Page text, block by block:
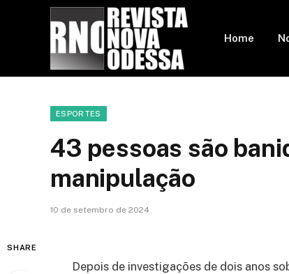
Home
ESPORTES
43 pessoas são
manipulação
10 de setembro de 2024
SHARE
Depois de investigações de dois anos